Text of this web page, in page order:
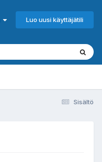
Luo uusi käyttäjätili
Sisältö